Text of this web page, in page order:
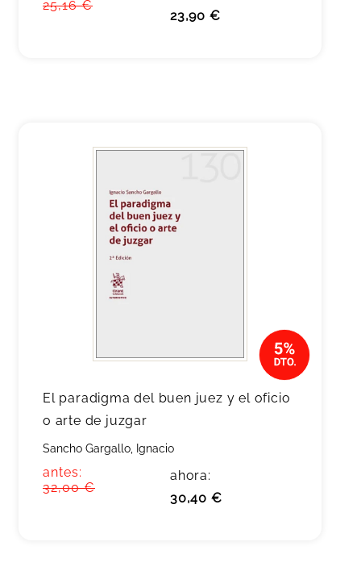
25,16 €
23,90 €
El paradigma del buen juez y el oficio
o arte de juzgar
Sancho Gargallo, Ignacio
antes:
32,00 €
ahora:
30,40 €